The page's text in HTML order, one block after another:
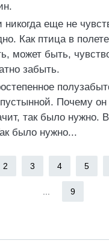
еще не
Как птица в
может быть,
забыть.
Почему он
так было нужно.
было нужно...
2 3 4 5
9